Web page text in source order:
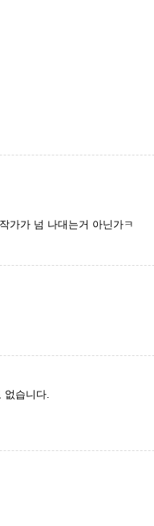
가가 넘 나대는거 아닌가ㅋ
없습니다.